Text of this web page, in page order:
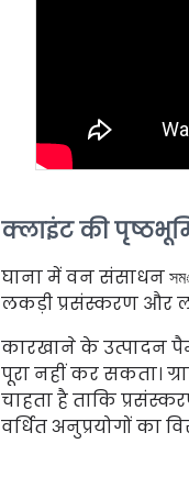
क्लाइंट की
घाना में वन संसाधन
लकड़ी प्रसंस्करण और
कारखाने के उत्पादन
पूरा नहीं कर सकता।
चाहता है ताकि
वर्धित अनुप्रयोगों का